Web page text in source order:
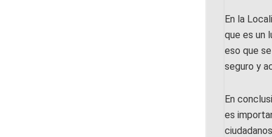
En la
que es un
eso que
seguro y
En
es